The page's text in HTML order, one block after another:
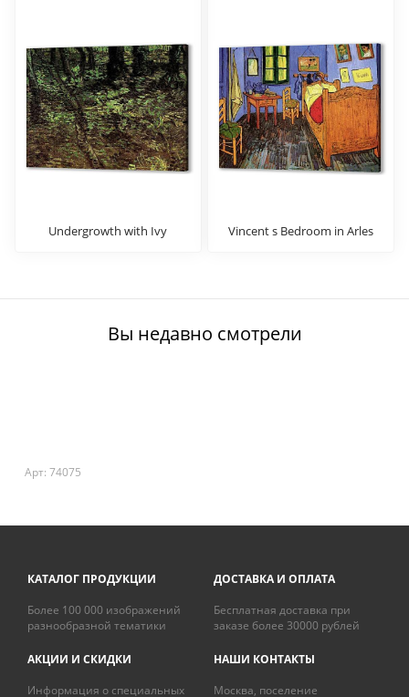
Undergrowth with Ivy Vincent s Bedroom in Arles
Вы недавно смотрели
Арт: 74075
КАТАЛОГ ПРОДУКЦИИ
Более 100 000 изображений
разнообразной тематики
ДОСТАВКА И ОПЛАТА
Бесплатная доставка при
заказе более 30000 рублей
АКЦИИ И СКИДКИ
Информация о специальных
НАШИ КОНТАКТЫ
Москва, поселение